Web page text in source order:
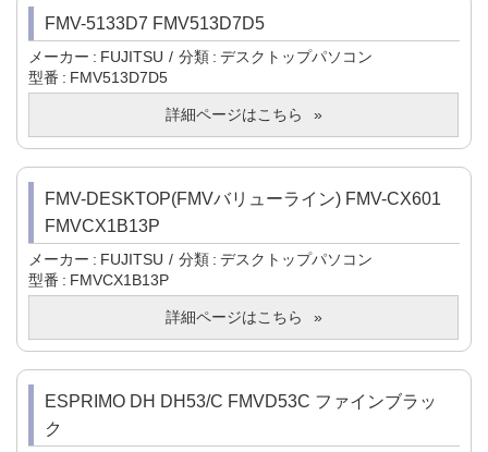
FMV-5133D7 FMV513D7D5
メーカー FUJITSU 分類
デスクトップパソコン
型番
FMV513D7D5
詳細ページはこちら
FMV-DESKTOP(FMVバリューライン) FMV-CX601
FMVCX1B13P
メーカー FUJITSU 分類
デスクトップパソコン
型番
FMVCX1B13P
詳細ページはこちら
ESPRIMO DH DH53/C FMVD53C ファインブラッ
ク